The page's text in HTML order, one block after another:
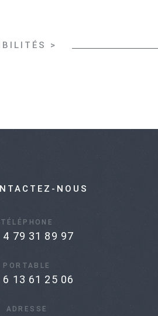
>
NOUS
TÉLÉPHONE
4 79 31 89 97
PORTABLE
6 13 61 25 06
ADRESSE